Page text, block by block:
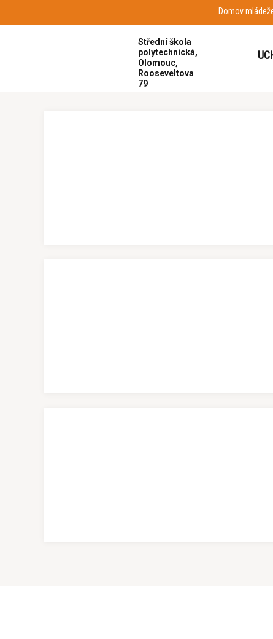
Domov
Střední škola
polytechnická,
Olomouc,
Rooseveltova
79
Školní akce